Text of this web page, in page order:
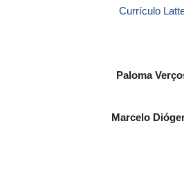
Currículo
Paloma
Marcelo